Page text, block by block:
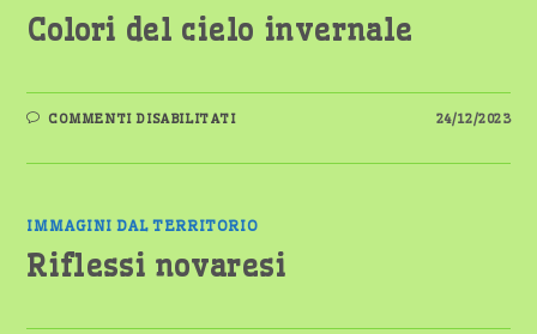
Colori del cielo invernale
COMMENTI DISABILITATISU
CIELO
24/12/2023
IMMAGINI DAL TERRITORIO
Riflessi novaresi